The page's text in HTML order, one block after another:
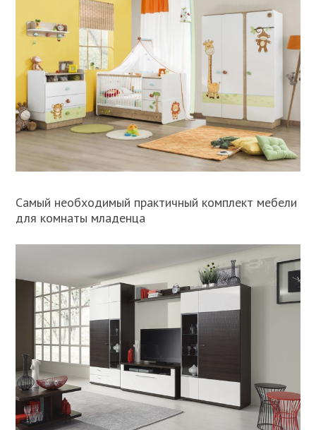
Самый необходимый практичный комплект мебели
для комнаты младенца